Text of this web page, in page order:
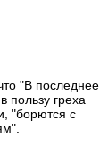
"В последнее
пользу греха
"борются с